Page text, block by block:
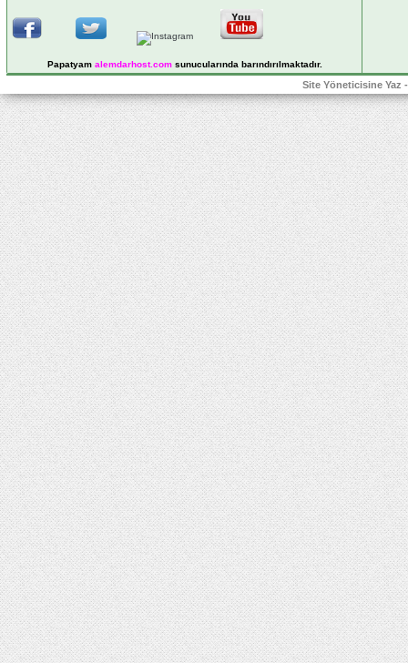
Papatyam alemdarhost.comsunucularında barındırılmaktadır.
Site Yöneticisine Yaz